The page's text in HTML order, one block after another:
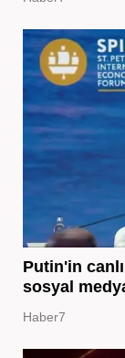
Putin'in
sosyal
Haber7